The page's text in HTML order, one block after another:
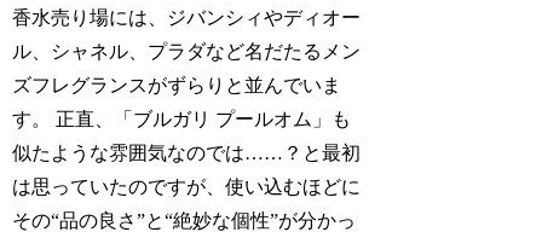
香水売り場には、ジバンシィやディオー
ル、シャネル、プラダなど名だたるメン
ズフレグランスがずらりと並んでいま
す。 正直、「ブルガリ プールオム」も
似たような雰囲気なのでは……？と最初
は思っていたのですが、使い込むほどに
その“品の良さ”と“絶妙な個性”が分かっ